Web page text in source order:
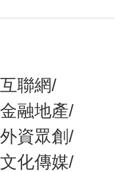
互聯網/
金融地產/
外資眾創/
文化傳媒/